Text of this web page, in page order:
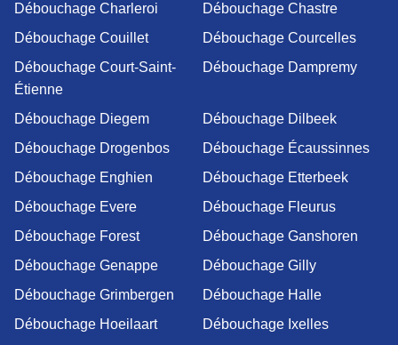
Débouchage Charleroi
Débouchage Chastre
Débouchage Couillet
Débouchage Courcelles
Débouchage Court-Saint-
Étienne
Débouchage Dampremy
Débouchage Diegem
Débouchage Dilbeek
Débouchage Drogenbos
Débouchage Écaussinnes
Débouchage Enghien
Débouchage Etterbeek
Débouchage Evere
Débouchage Fleurus
Débouchage Forest
Débouchage Ganshoren
Débouchage Genappe
Débouchage Gilly
Débouchage Grimbergen
Débouchage Halle
Débouchage Hoeilaart
Débouchage Ixelles